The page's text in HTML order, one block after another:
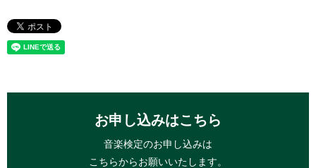
お申し込みはこちら
音楽検定のお申し込みは
こちらからお願いいたします。